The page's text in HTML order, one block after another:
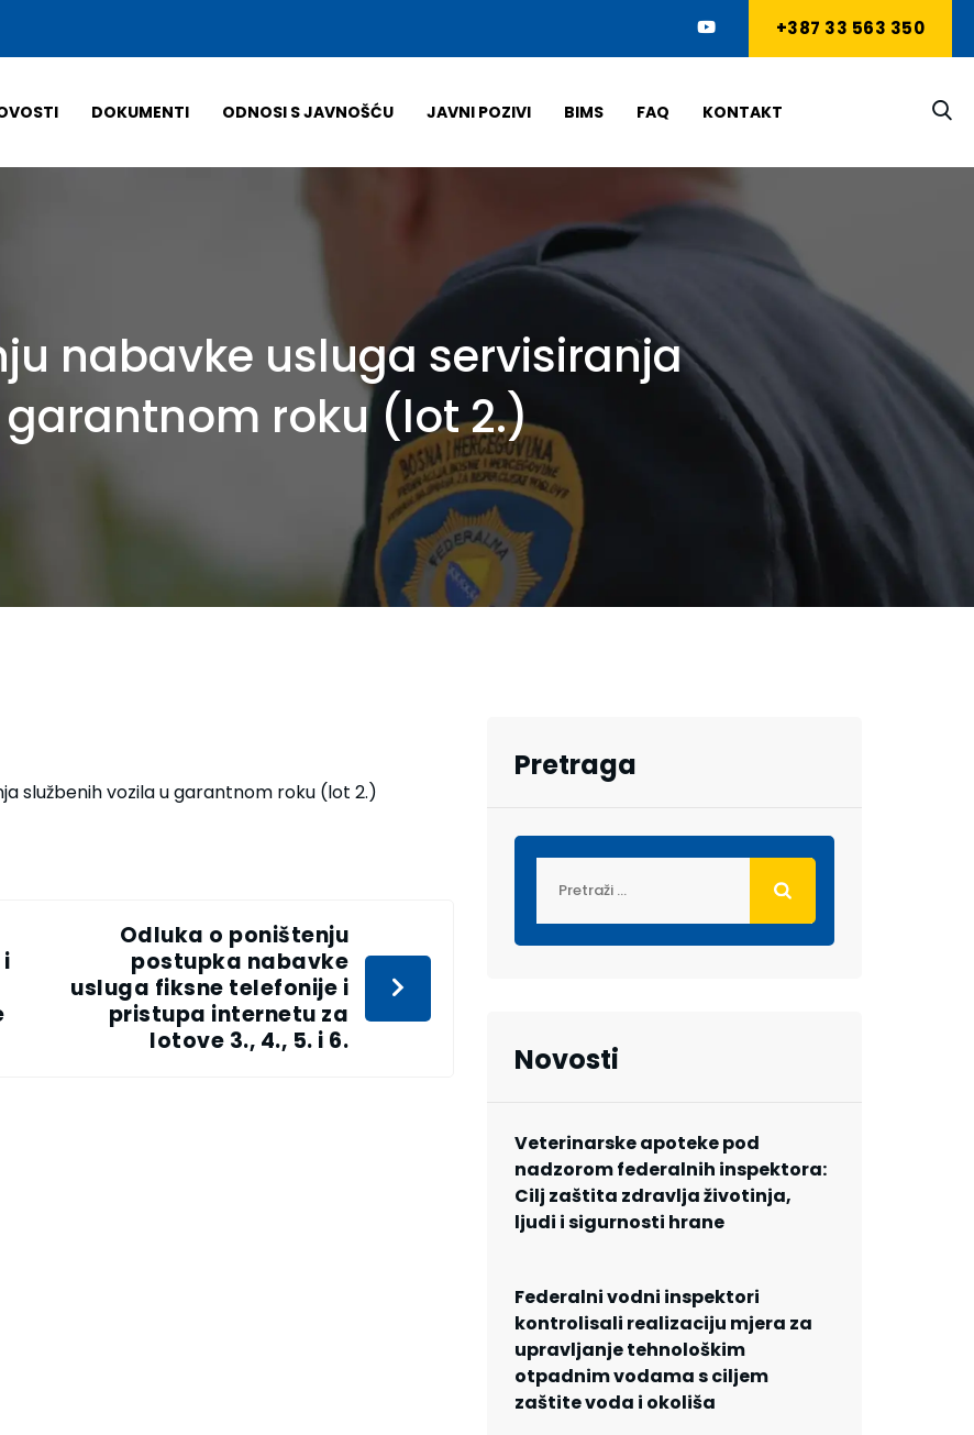
+387 33 563 350
DOKUMENTI ODNOSI S JAVNOŠĆU JAVNI POZIVI BIMS FAQ KONTAKT
nabavke usluga servisiranja
roku (lot 2.)
službenih vozila u garantnom roku (lot 2.)
Odluka o poništenju
postupka nabavke
usluga fiksne telefonije i
pristupa internetu za
lotove 3., 4., 5. i 6.
Pretraga
Novosti
Veterinarske apoteke pod
nadzorom federalnih inspektora:
Cilj zaštita zdravlja životinja,
ljudi i sigurnosti hrane
Federalni vodni inspektori
kontrolisali realizaciju mjera za
upravljanje tehnološkim
otpadnim vodama s ciljem
zaštite voda i okoliša